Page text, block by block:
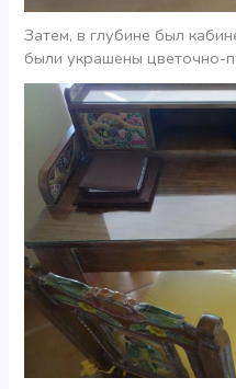
Затем, в глубине был
были украшены цветочно-